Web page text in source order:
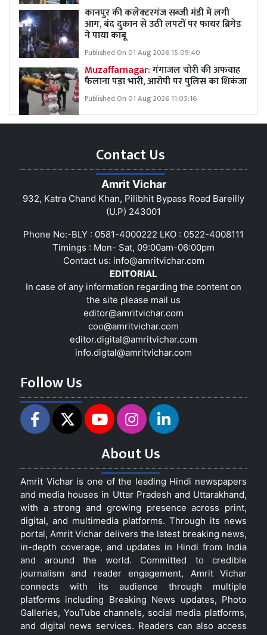
कानपुर की कलेक्टरगंज सब्जी मंडी में लगी
आग, बंद दुकान से उठी लपटों पर फायर ब्रिगेड
ने पाया काबू
Published On 01 Aug 2026 15:09:40
Muzaffarnagar:गंगाजल चोरी की अफवाह
फैलाना पड़ा भारी, आरोपी पर पुलिस का शिकंजा
Published On 01 Aug 2026 11:05:16
Contact Us
Amrit Vichar
932, Katra Chand Khan, Pilibhit Bypass Road Bareilly
(U.P) 243001
Phone No:-BLY : 0581-4000222 LKO : 0522-4008111
Timings : Mon- Sat, 09:00am-06:00pm
Contact us: info@amritvichar.com
EDITORIAL
In case of any information regarding the content on
the site please mail us
editor@amritvichar.com
coo@amritvichar.com
editor.digital@amritvichar.com
info.digtal@amritvichar.com
Follow Us
About Us
Amrit Vichar is one of the leading Hindi newspapers
and media houses in Uttar Pradesh and Uttarakhand,
with a strong and growing presence across print,
digital, and multimedia platforms. Through its news
portal, Amrit Vichar delivers the latest breaking news,
in-depth coverage, and updates in Hindi from India
and around the world. Committed to credible
journalism and reader engagement, Amrit Vichar
connects with its audience through multiple
platforms including Breaking News updates, Photo
Galleries, YouTube channels, social media platforms,
and digital news services. Readers can also access